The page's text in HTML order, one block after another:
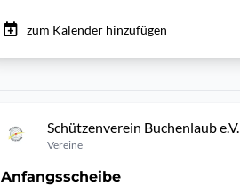
zum Kalender hinzufügen
Schützenverein Buchenlaub e.V.
Vereine
Anfangsscheibe